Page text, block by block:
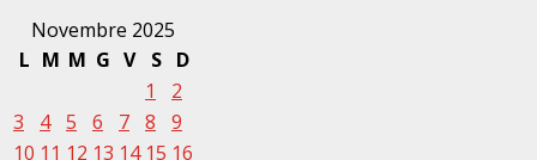
Novembre 2025
L M M G V S
D
1
2
3
4 5 6 7 8
9
10 11 12 13 14 15 16